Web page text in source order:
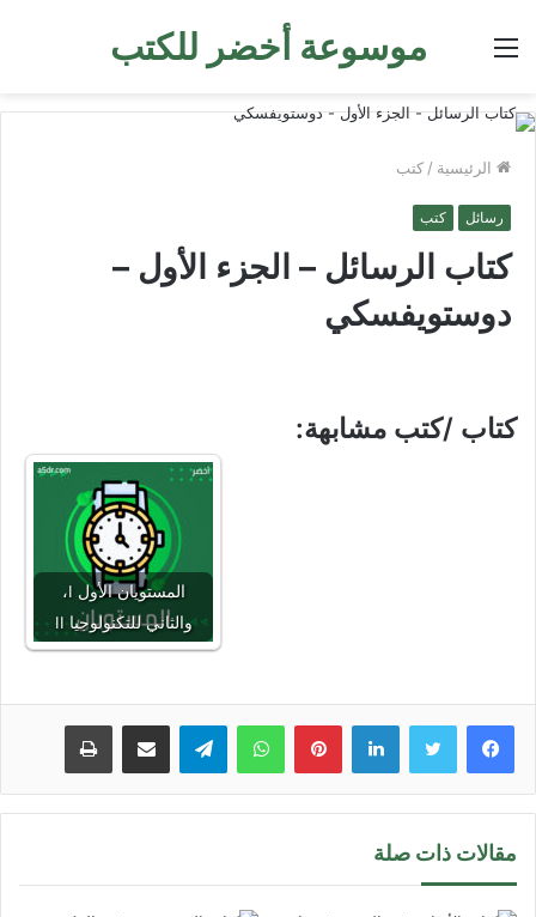
موسوعة أخضر للكتب القائمة
الرئيسية / كتب
رسائل كتب
كتاب الرسائل – الجزء الأول –
دوستويفسكي
كتاب /كتب مشابهة:
المستويان الأول I،
والثاني للتكنولوجيا II
لينكدإن بينتيريستواتساب تيلقرام مشاركة عبر البريد طباعة
مقالات ذات صلة